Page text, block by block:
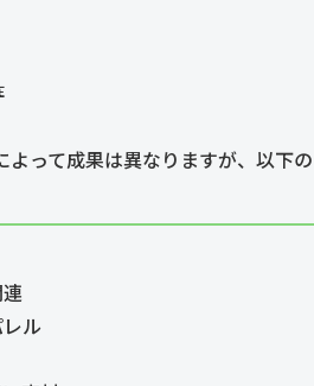
って成果は異なりますが、以下
ル